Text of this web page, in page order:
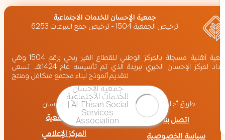
‏جمعية الإحسان للخدمات الاجتماعية
ترخيص الجمعية 1504 - ترخيص جمع التبرعات 6253
جمعية أهلية مسجلة بالمركز الوطني للقطاع الغير ربحي برقم 1504 وهي
امتداد لمركز الإحسان الخيري ببريدة الذي تم تأسيسه عام 1424هـ. تسعى
لتقديم أنموذج لبناء مجتمع متكافل ومنتج
المملكة العربية السعودية,بريدة
طريق أم المؤمنين عائشة (رضي الله عنها) ، برج الإحسان .
عن الجمعية
المركز الإعلامي
اتصل بنا
سياسة الخصوصية